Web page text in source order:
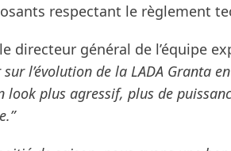
respectant le règlement
directeur général de l’équipe
l’évolution de la LADA Granta
look plus agressif, plus de